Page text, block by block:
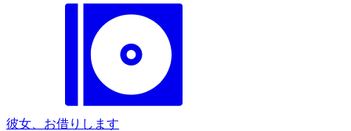
彼女、お借りします